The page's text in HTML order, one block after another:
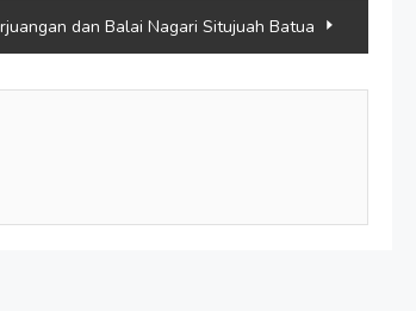
dan Balai Nagari Situjuah Batua